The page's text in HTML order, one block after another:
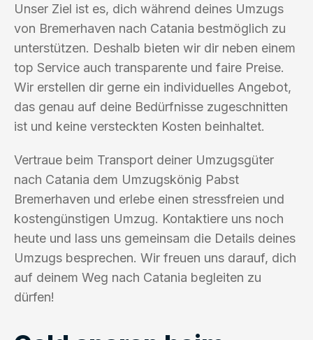
Unser Ziel ist es, dich während deines Umzugs
von Bremerhaven nach Catania bestmöglich zu
unterstützen. Deshalb bieten wir dir neben einem
top Service auch transparente und faire Preise.
Wir erstellen dir gerne ein individuelles Angebot,
das genau auf deine Bedürfnisse zugeschnitten
ist und keine versteckten Kosten beinhaltet.
Vertraue beim Transport deiner Umzugsgüter
nach Catania dem Umzugskönig Pabst
Bremerhaven und erlebe einen stressfreien und
kostengünstigen Umzug. Kontaktiere uns noch
heute und lass uns gemeinsam die Details deines
Umzugs besprechen. Wir freuen uns darauf, dich
auf deinem Weg nach Catania begleiten zu
dürfen!